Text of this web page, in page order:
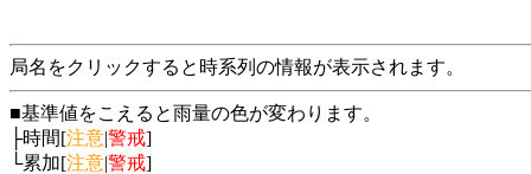
局名をクリックすると時系列の情報が表示されます。
■基準値をこえると雨量の色が変わります。
├時間[注意|警戒]
└累加[注意|警戒]